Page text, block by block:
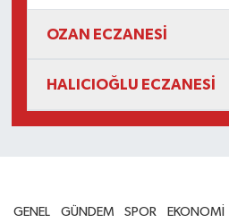
OZAN ECZANESİ
HALICIOĞLU ECZANESİ
GENEL GÜNDEM SPOR EKONOMİ